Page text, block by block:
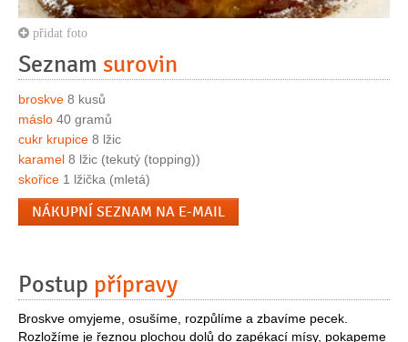
přidat foto
Seznam surovin
broskve 8 kusů
máslo 40 gramů
cukr krupice 8 lžic
karamel 8 lžic (tekutý (topping))
skořice 1 lžička (mletá)
NÁKUPNÍ SEZNAM NA E-MAIL
Postup přípravy
Broskve omyjeme, osušíme, rozpůlíme a zbavíme pecek.
Rozložíme je řeznou plochou dolů do zapékací mísy, pokapeme